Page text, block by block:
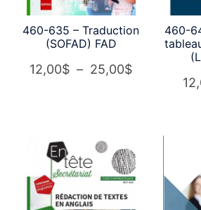
460-635 – Traduction
(SOFAD) FAD
12,00$ – 25,00$Plage
à
25,00$
460-